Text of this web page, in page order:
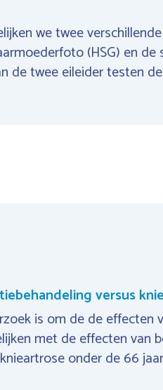
we twee
(HSG) en de
de twee eileider testen
versus
is om de de effecten
met de effecten van
onder de 66